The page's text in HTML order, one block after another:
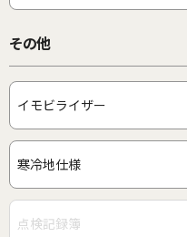
その他
イモビライザー
寒冷地仕様
点検記録簿